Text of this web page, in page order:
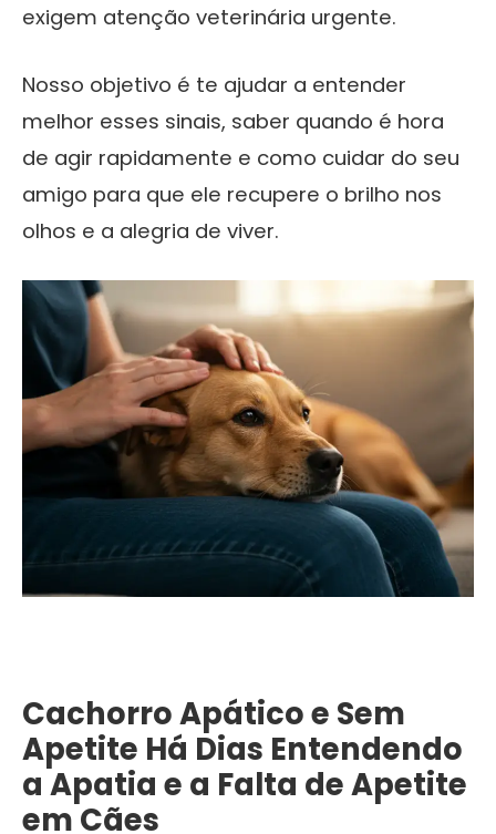
exigem atenção veterinária urgente.
Nosso objetivo é te ajudar a entender
melhor esses sinais, saber quando é hora
de agir rapidamente e como cuidar do seu
amigo para que ele recupere o brilho nos
olhos e a alegria de viver.
Cachorro Apático e Sem
Apetite Há Dias Entendendo
a Apatia e a Falta de Apetite
em Cães